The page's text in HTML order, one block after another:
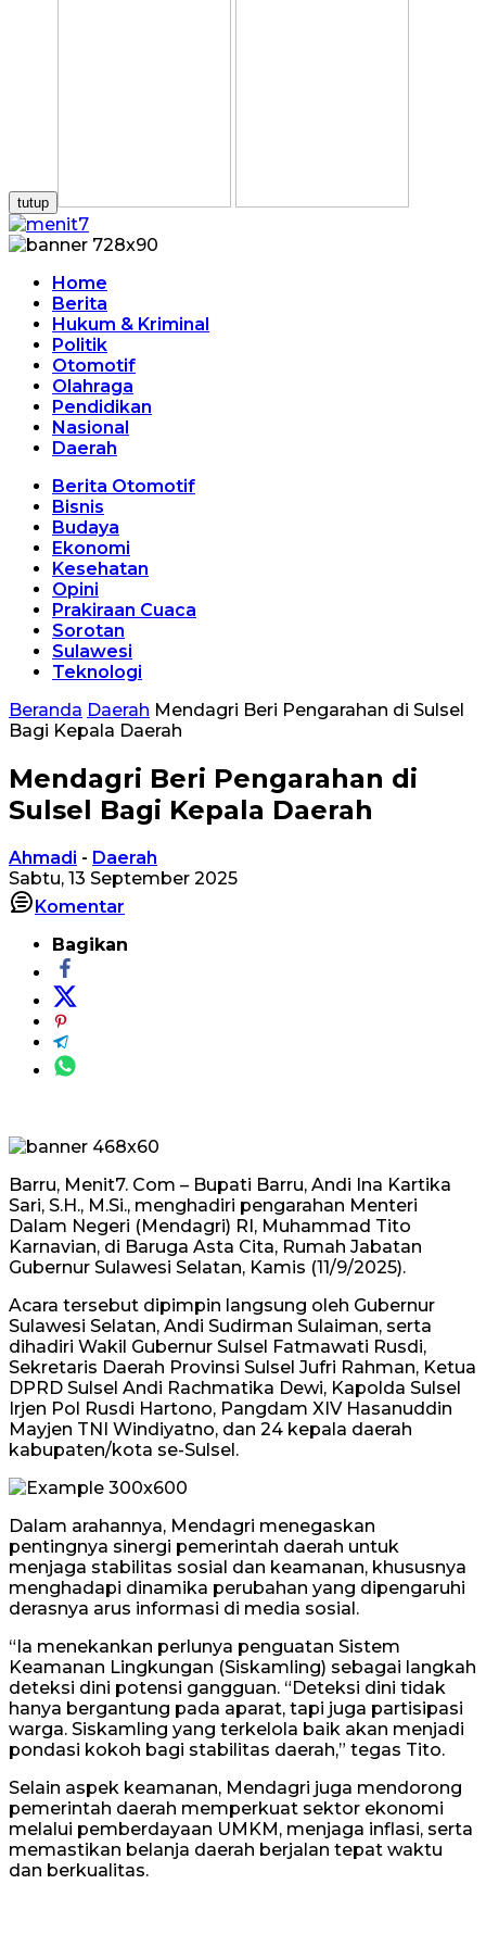
tutup
Home
Berita
Hukum & Kriminal
Politik
Otomotif
Olahraga
Pendidikan
Nasional
Daerah
Berita Otomotif
Bisnis
Budaya
Ekonomi
Kesehatan
Opini
Prakiraan Cuaca
Sorotan
Sulawesi
Teknologi
Beranda Daerah Mendagri Beri Pengarahan di Sulsel
Bagi Kepala Daerah
Mendagri Beri Pengarahan di
Sulsel Bagi Kepala Daerah
Ahmadi - Daerah
Sabtu, 13 September 2025
Komentar
Bagikan
Barru, Menit7. Com – Bupati Barru, Andi Ina Kartika
Sari, S.H., M.Si., menghadiri pengarahan Menteri
Dalam Negeri (Mendagri) RI, Muhammad Tito
Karnavian, di Baruga Asta Cita, Rumah Jabatan
Gubernur Sulawesi Selatan, Kamis (11/9/2025).
Acara tersebut dipimpin langsung oleh Gubernur
Sulawesi Selatan, Andi Sudirman Sulaiman, serta
dihadiri Wakil Gubernur Sulsel Fatmawati Rusdi,
Sekretaris Daerah Provinsi Sulsel Jufri Rahman, Ketua
DPRD Sulsel Andi Rachmatika Dewi, Kapolda Sulsel
Irjen Pol Rusdi Hartono, Pangdam XIV Hasanuddin
Mayjen TNI Windiyatno, dan 24 kepala daerah
kabupaten/kota se-Sulsel.
Dalam arahannya, Mendagri menegaskan
pentingnya sinergi pemerintah daerah untuk
menjaga stabilitas sosial dan keamanan, khususnya
menghadapi dinamika perubahan yang dipengaruhi
derasnya arus informasi di media sosial.
“Ia menekankan perlunya penguatan Sistem
Keamanan Lingkungan (Siskamling) sebagai langkah
deteksi dini potensi gangguan. “Deteksi dini tidak
hanya bergantung pada aparat, tapi juga partisipasi
warga. Siskamling yang terkelola baik akan menjadi
pondasi kokoh bagi stabilitas daerah,” tegas Tito.
Selain aspek keamanan, Mendagri juga mendorong
pemerintah daerah memperkuat sektor ekonomi
melalui pemberdayaan UMKM, menjaga inflasi, serta
memastikan belanja daerah berjalan tepat waktu
dan berkualitas.